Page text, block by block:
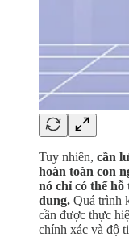
Tuy nhiên, cần
hoàn toàn con
nó chỉ có thể
dung. Quá trình
cần được thực
chính xác và độ